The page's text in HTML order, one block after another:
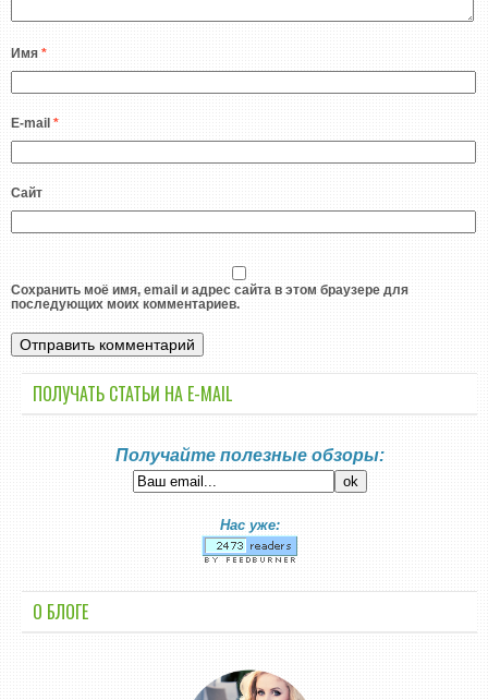
Имя *
E-mail *
Сайт
Сохранить моё имя, email и адрес сайта в этом браузере для
последующих моих комментариев.
ПОЛУЧАТЬ СТАТЬИ НА E-MАIL
Получайте полезные обзоры:
Нас уже:
О БЛОГЕ